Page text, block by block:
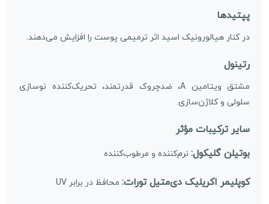
پپتیدها
در کنار هیالورونیک اسید اثر ترمیمی پوست را افزایش می‌دهند.
رتینول
مشتق ویتامین A، ضدچروک قدرتمند، تحریک‌کننده نوسازی
سلولی و کلاژن‌سازی.
سایر ترکیبات مؤثر
بوتیلن گلیکول: نرم‌کننده و مرطوب‌کننده
کوپلیمر اکریلیک دی‌متیل تورات: محافظ در برابر UV